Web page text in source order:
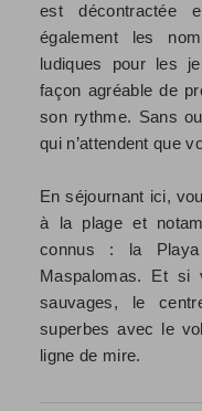
est décontractée
également les
ludiques pour les
façon agréable de
son rythme. Sans
qui n’attendent que
En séjournant ici,
à la plage et
connus : la
Maspalomas. Et si
sauvages, le
superbes avec le
ligne de mire.